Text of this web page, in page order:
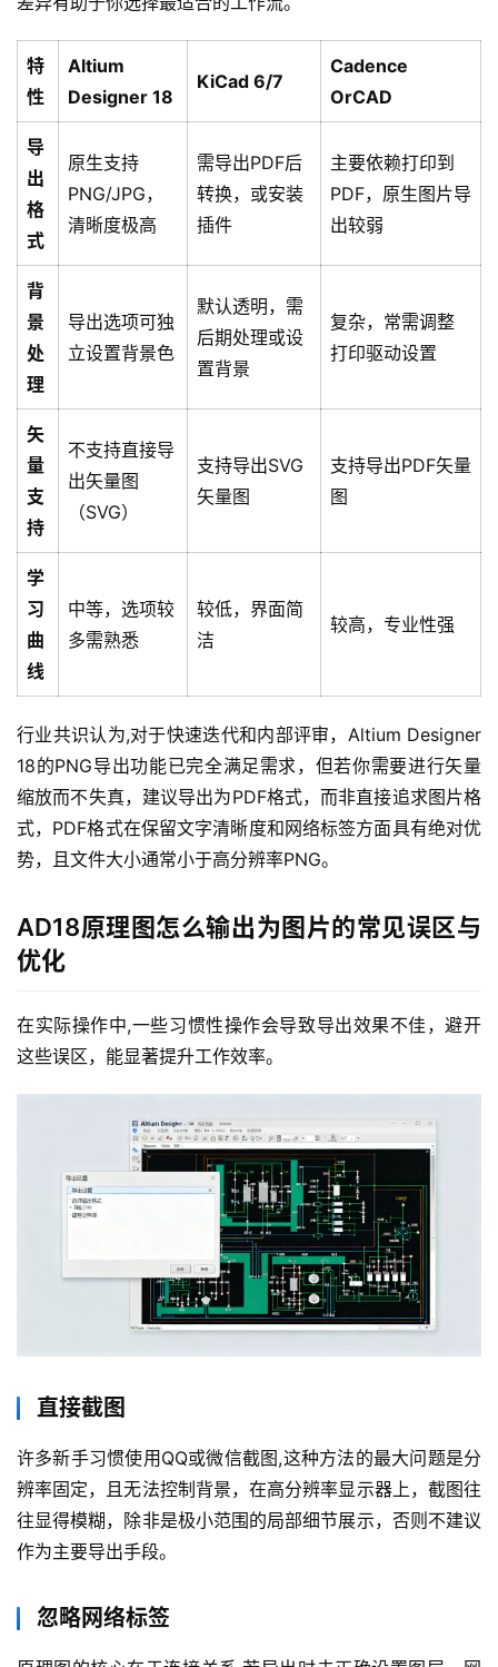
帮
助
中
心
技
术
教
程
网
站
运
维
虚
拟
主
机
行
业
动
态
签
归
档
特
性
Altium
Designer 18
KiCad 6/7
Cadence
OrCAD
导
出
格
式
原生支持
PNG/JPG，
清晰度极高
需导出PDF后
转换，或安装
插件
主要依赖打印到
PDF，原生图片导
出较弱
背
景
处
理
导出选项可独
立设置背景色
默认透明，需
后期处理或设
置背景
复杂，常需调整
打印驱动设置
矢
量
支
持
不支持直接导
出矢量图
（SVG）
支持导出SVG
矢量图
支持导出PDF矢量
图
学
习
曲
线
中等，选项较
多需熟悉
较低，界面简
洁
较高，专业性强
行业共识认为,对于快速迭代和内部评审，Altium Designer
18的PNG导出功能已完全满足需求，但若你需要进行矢量
缩放而不失真，建议导出为PDF格式，而非直接追求图片格
式，PDF格式在保留文字清晰度和网络标签方面具有绝对优
势，且文件大小通常小于高分辨率PNG。
AD18原理图怎么输出为图片的常见误区与
优化
在实际操作中,一些习惯性操作会导致导出效果不佳，避开
这些误区，能显著提升工作效率。
直接截图
许多新手习惯使用QQ或微信截图,这种方法的最大问题是分
辨率固定，且无法控制背景，在高分辨率显示器上，截图往
往显得模糊，除非是极小范围的局部细节展示，否则不建议
作为主要导出手段。
忽略网络标签